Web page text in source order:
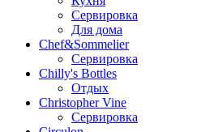
Сервировка
Для дома
Chef&Sommelier
Сервировка
Chilly's Bottles
Отдых
Christopher Vine
Сервировка